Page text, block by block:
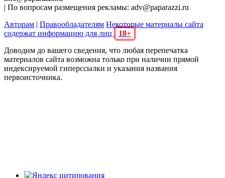
| По вопросам размещения рекламы: adv@paparazzi.ru
Авторам | Правообладателям Некоторые материалы сайта
содержат информацию для лиц
18+
Доводим до вашего сведения, что любая перепечатка
материалов сайта возможна только при наличии прямой
индексируемой гиперссылки и указания названия
первоисточника.